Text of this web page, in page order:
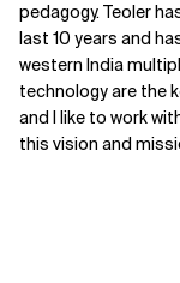
pedagogy. Teoler
last 10 years and
western India
technology are the
and I like to work
this vision and